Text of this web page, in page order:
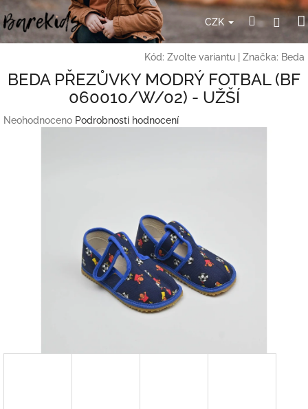
Přejít
na
obsah
CZK Hledat
Kód: Zvolte variantu Značka: Beda
BEDA PŘEZŮVKY MODRÝ FOTBAL (BF
060010/W/02) - UŽŠÍ
Průměrné
Neohodnoceno Podrobnosti hodnocení